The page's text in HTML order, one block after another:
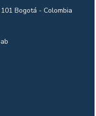
Bogotá - Colombia